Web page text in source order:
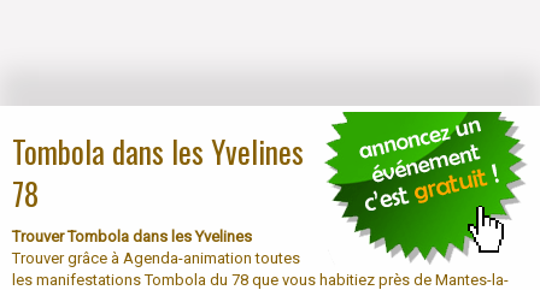
Tombola dans les Yvelines
78
Trouver Tombola dans les Yvelines
Trouver grâce à Agenda-animation toutes
les manifestations Tombola du 78 que vous habitiez près de Mantes-la-